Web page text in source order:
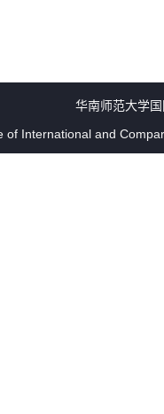
华南师范大学
International and